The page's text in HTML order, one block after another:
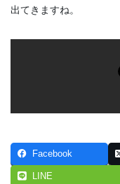
出てきますね。
Facebook
LINE